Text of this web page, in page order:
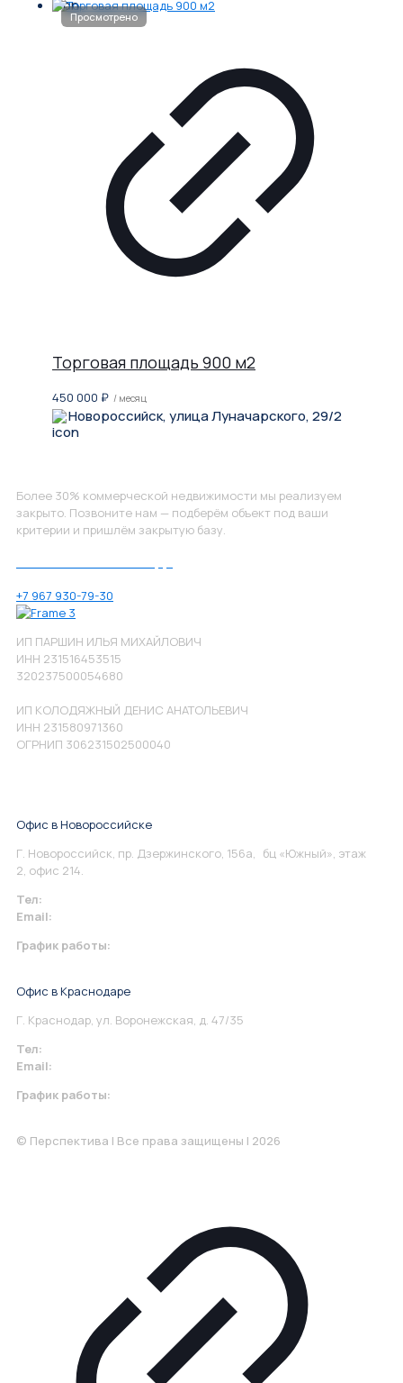
Торговая площадь 900 м2
450 000 ₽ / месяц
Новороссийск, улица Луначарского, 29/2
Более 30% коммерческой недвижимости мы реализуем
закрыто. Позвоните нам — подберём объект под ваши
критерии и пришлём закрытую базу.
+7 967 930-79-30
ИП ПАРШИН ИЛЬЯ МИХАЙЛОВИЧ
ИНН 231516453515
320237500054680
ИП КОЛОДЯЖНЫЙ ДЕНИС АНАТОЛЬЕВИЧ
ИНН 231580971360
ОГРНИП 306231502500040
Офис в Новороссийске
Г. Новороссийск, пр. Дзержинского, 156а, бц «Южный», этаж
2, офис 214.
Тел:
Email:
График работы:
Офис в Краснодаре
Г. Краснодар, ул. Воронежская, д. 47/35
Тел:
Email:
График работы:
© Перспектива | Все права защищены | 2026